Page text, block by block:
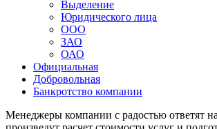
Выделение
Юридического лица
ООО
ЗАО
ОАО
Официальная
Добровольная
Банкротство компании
Менеджеры компании с радостью ответят